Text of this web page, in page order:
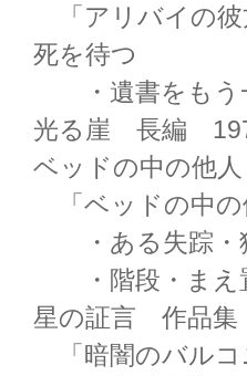
「アリバイの彼
死を待つ
・遺書をもう
光る崖 長編
ベッドの中の他
「ベッドの中の
・ある失踪・
・階段・まえ
星の証言 作品
「暗闇のバルコ